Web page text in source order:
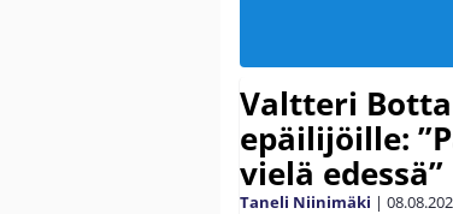
Valtteri
epäilijöille:
vielä edessä”
Taneli Niinimäki |